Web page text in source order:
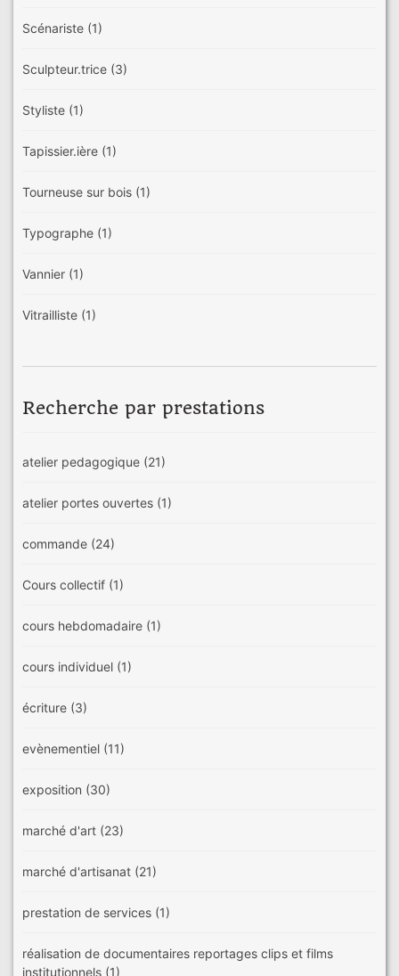
Scénariste (1)
Sculpteur.trice (3)
Styliste (1)
Tapissier.ière (1)
Tourneuse sur bois (1)
Typographe (1)
Vannier (1)
Vitrailliste (1)
Recherche par prestations
atelier pedagogique (21)
atelier portes ouvertes (1)
commande (24)
Cours collectif (1)
cours hebdomadaire (1)
cours individuel (1)
écriture (3)
evènementiel (11)
exposition (30)
marché d'art (23)
marché d'artisanat (21)
prestation de services (1)
réalisation de documentaires reportages clips et films
institutionnels (1)